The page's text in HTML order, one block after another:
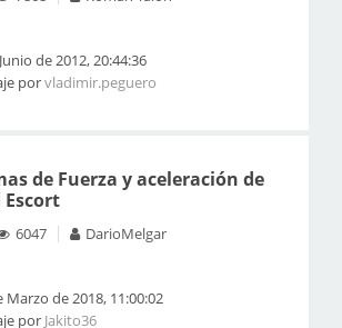
de 2012, 20:44:36
porvladimir.peguero
de Fuerza y aceleración de
Escort
6047 DarioMelgar
Marzo de 2018, 11:00:02
por Jakito36